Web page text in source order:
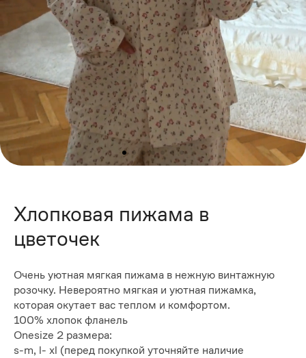
Хлопковая пижама в
цветочек
Очень уютная мягкая пижама в нежную винтажную
розочку. Невероятно мягкая и уютная пижамка,
которая окутает вас теплом и комфортом.
100% хлопок фланель
Onesize 2 размера:
s-m, l- xl (перед покупкой уточняйте наличие